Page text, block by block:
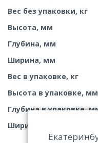
Вес без упаковки, кг
Высота, мм
Глубина, мм
Ширина, мм
Вес в упаковке, кг
Высота в упаковке, мм
Глубина в упаковке,
Ширина в упаковке, мм